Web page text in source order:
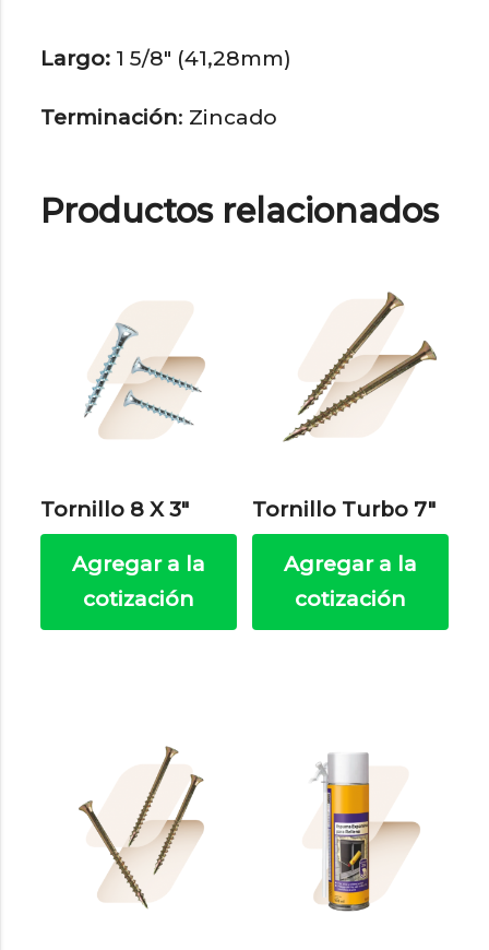
Largo: 1 5/8″ (41,28mm)
Terminación: Zincado
Productos relacionados
Tornillo 8 X 3″
Agregar a la
cotización
Tornillo Turbo 7″
Agregar a la
cotización